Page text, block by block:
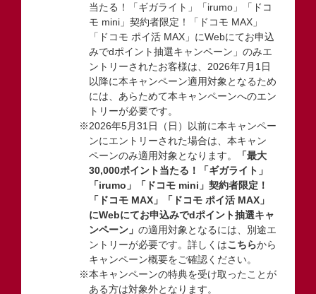
当たる！「ギガライト」「irumo」「ドコ
モ mini」契約者限定！「ドコモ MAX」
「ドコモ ポイ活 MAX」にWebにてお申込
みでdポイント抽選キャンペーン」のみエ
ントリーされたお客様は、2026年7月1日
以降に本キャンペーン適用対象となるため
には、あらためて本キャンペーンへのエン
トリーが必要です。
※2026年5月31日（日）以前に本キャンペー
ンにエントリーされた場合は、本キャン
ペーンのみ適用対象となります。
「最大
30,000ポイント当たる！「ギガライト」
「irumo」「ドコモ mini」契約者限定！
「ドコモ MAX」「ドコモ ポイ活 MAX」
にWebにてお申込みでdポイント抽選キャ
ンペーン」 の適用対象となるには、別途エ
ントリーが必要です。詳しくはこちらから
キャンペーン概要をご確認ください。
※本キャンペーンの特典を受け取ったことが
ある方は対象外となります。